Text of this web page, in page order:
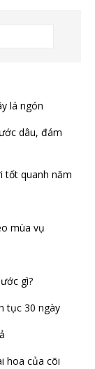
lá ngón
dâu, đám
tốt quanh năm
mùa vụ
gì?
tục 30 ngày
hoa của cõi